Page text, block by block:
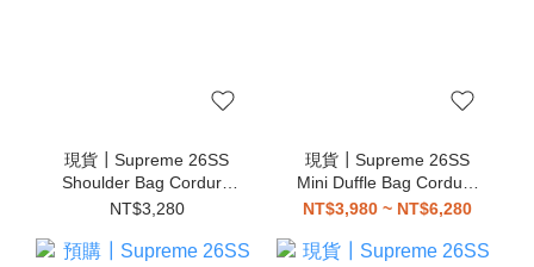
現貨┃Supreme 26SS
Shoulder Bag Cordura
2L 側背 小包
NT$3,280
現貨┃Supreme 26SS
Mini Duffle Bag Cordura
4L 側背 手提 小包
NT$3,980 ~ NT$6,280